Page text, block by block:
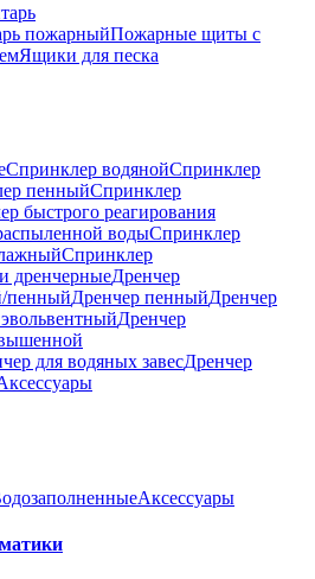
пожарныйПожарные щиты с
Ящики для песка
Спринклер водянойСпринклер
пенныйСпринклер
быстрого реагирования
водыСпринклер
Спринклер
дренчерныеДренчер
пенныйДренчер пенныйДренчер
Дренчер
для водяных завесДренчер
Аксессуары